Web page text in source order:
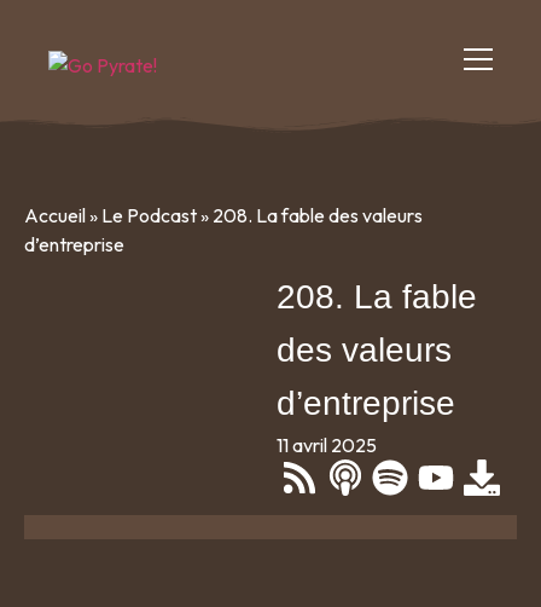
Accueil» Le Podcast» 208. La fable des valeurs
d’entreprise
208. La fable
des valeurs
d’entreprise
11 avril 2025